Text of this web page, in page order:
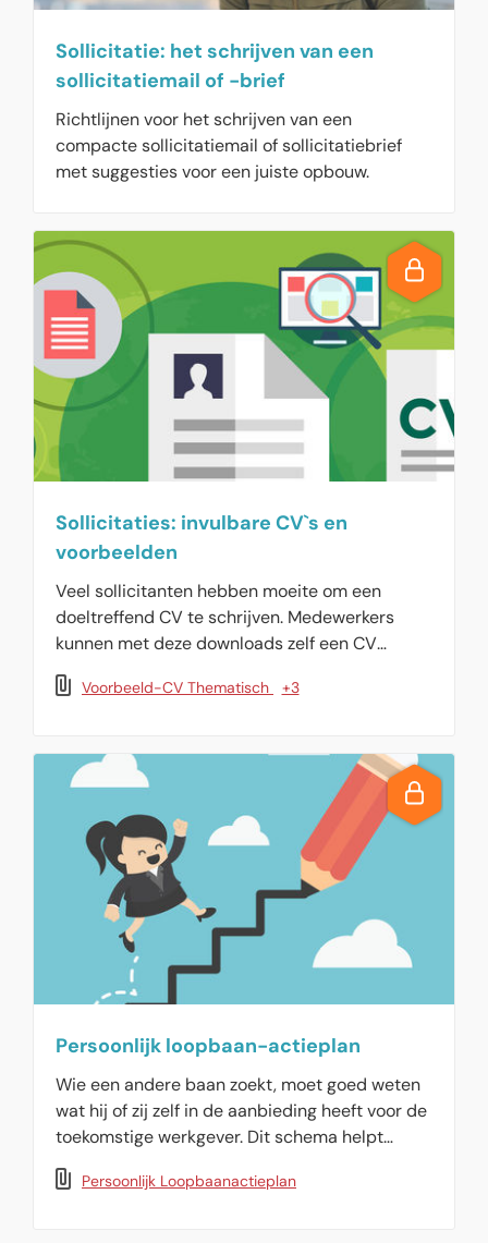
Sollicitatie: het schrijven van een
sollicitatiemail of -brief
Richtlijnen voor het schrijven van een
compacte sollicitatiemail of sollicitatiebrief
met suggesties voor een juiste opbouw.
Sollicitaties: invulbare CV`s en
voorbeelden
Veel sollicitanten hebben moeite om een
doeltreffend CV te schrijven. Medewerkers
kunnen met deze downloads zelf een CV
opstellen. Compleet met voorbeeld CV`s.
Voorbeeld-CV Thematisch +3
Persoonlijk loopbaan-actieplan
Wie een andere baan zoekt, moet goed weten
wat hij of zij zelf in de aanbieding heeft voor de
toekomstige werkgever. Dit schema helpt
medewerkers bij het stellen van
loopbaandoelen.
Persoonlijk Loopbaanactieplan